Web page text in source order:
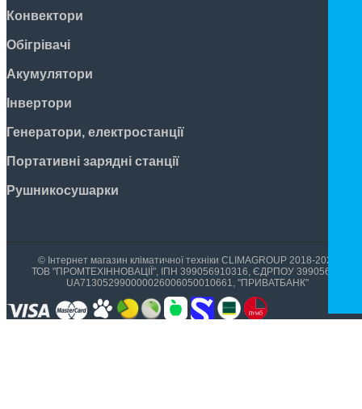
Конвектори
Обігрівачі
Акумулятори
Інвертори
Генератори, електростанції
Портативні зарядні станції
Рушникосушарки
© Інтернет магазин кліматичної техніки CLIMAGROUP 2018-2026
ТОВ "ПРОМТЕХІННОВАЦІЇ", ІПН 399056910316, ЄДРПОУ 39905699,
UA713052990000026006050010661, "ПРИВАТБАНК"